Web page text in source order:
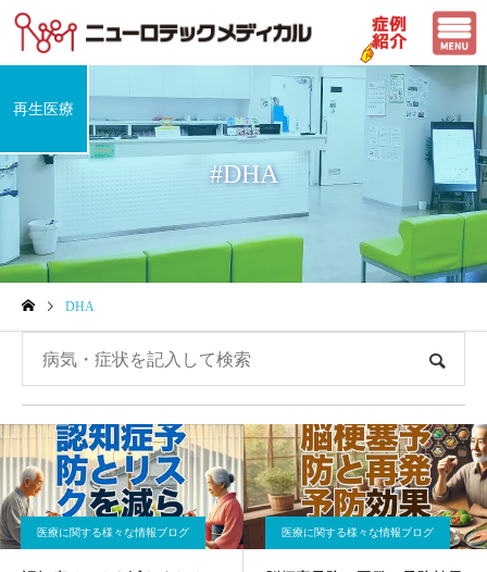
#DHA
再生医療
DHA
医療に関する様々な情報ブログ 医療に関する様々な情報ブログ